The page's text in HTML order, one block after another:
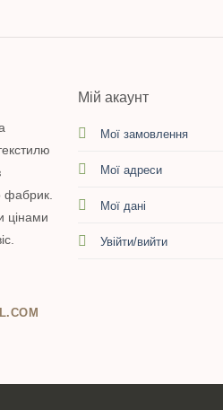
фабрик.
цінами
Мій акаунт
Мої замовлення
Мої адреси
Мої дані
Увійти/вийти